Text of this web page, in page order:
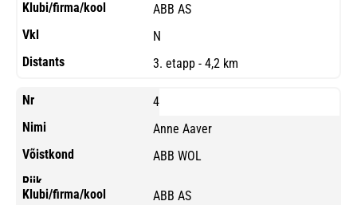
ABB AS
N
3. etapp - 4,2 km
4
Anne Aaver
ABB WOL
ABB AS